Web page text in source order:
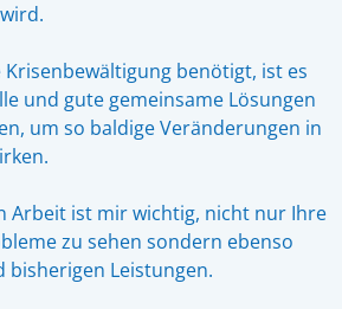
Krisenbewältigung benötigt, ist es
und gute gemeinsame Lösungen
um so baldige Veränderungen in
Arbeit ist mir wichtig, nicht nur Ihre
zu sehen sondern ebenso
bisherigen Leistungen.